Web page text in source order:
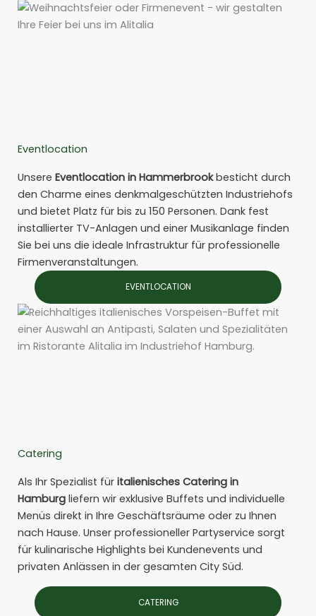
Eventlocation
Unsere Eventlocation in Hammerbrookbesticht durch
den Charme eines denkmalgeschützten Industriehofs
und bietet Platz für bis zu 150 Personen. Dank fest
installierter TV-Anlagen und einer Musikanlage finden
Sie bei uns die ideale Infrastruktur für professionelle
Firmenveranstaltungen.
EVENTLOCATION
Catering
Als Ihr Spezialist für italienisches Catering in
Hamburg liefern wir exklusive Buffets und individuelle
Menüs direkt in Ihre Geschäftsräume oder zu Ihnen
nach Hause. Unser professioneller Partyservice sorgt
für kulinarische Highlights bei Kundenevents und
privaten Anlässen in der gesamten City Süd.
CATERING